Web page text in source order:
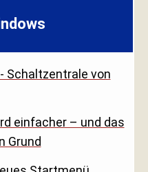
Schaltzentrale von
einfacher – und das
Grund